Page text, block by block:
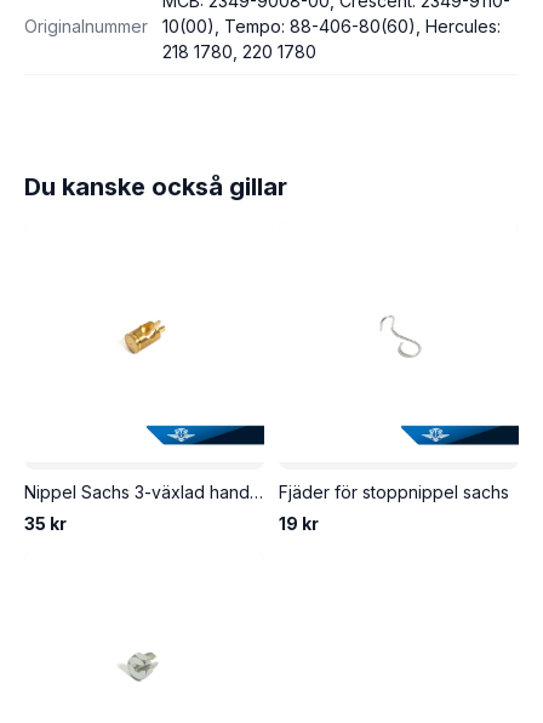
Originalnummer
10(00), Tempo: 88-406-80(60), Hercules:
218 1780, 220 1780
Du kanske också gillar
Nippel Sachs 3-växlad handväxel.
35 kr
Fjäder för stoppnippel sachs
19 kr